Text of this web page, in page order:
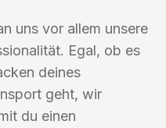
uns vor allem unsere
Egal, ob es
deines
geht, wir
du einen